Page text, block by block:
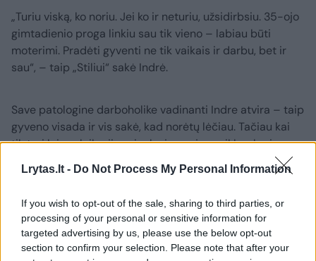
Lrytas.lt - Do Not Process My Personal Information
If you wish to opt-out of the sale, sharing to third parties, or
processing of your personal or sensitive information for
targeted advertising by us, please use the below opt-out
section to confirm your selection. Please note that after your
„Turiu viską, ko noriu. Jei ko ir neturiu, užsidirbsiu. 35-ojo
gimtadienio proga linkiu sau tik vieno – labiau būti
moterimi. Pradėti gyventi ne tik vaikais ir darbu, bet ir
sau“, – taip „Stiliui“ sakė Indrė.
Save patologine darboholike vadinanti Indre atvira – taip
gyveno visada ir vis sakė, kad norėtų lėčiau. Tačiau kai
tik turi laisvo laiko, ji susigalvoja naujos veiklos, kuria
galėtų tą laisvą laiką užpildyti.
„Noriu poilsio. Ironiška, bet geriausiai pailsiu, kai dirbu, –
šypsodamasi sakė renginių ir televizijos laidų vedėja. –
Geriausias būdas pasisemti energijos – vesti renginius
kiekvieną savaitgalį. Fiziškai pavargti man – savotiškas